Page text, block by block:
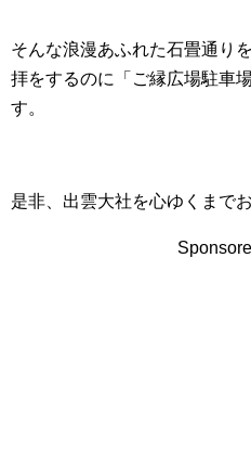
そんな浪漫あふれた石畳通り
拝をするのに「ご縁広場駐車
す。
是非、出雲大社を心ゆくまで